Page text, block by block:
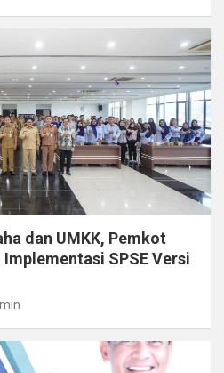
dan UMKK, Pemkot
SPSE Versi